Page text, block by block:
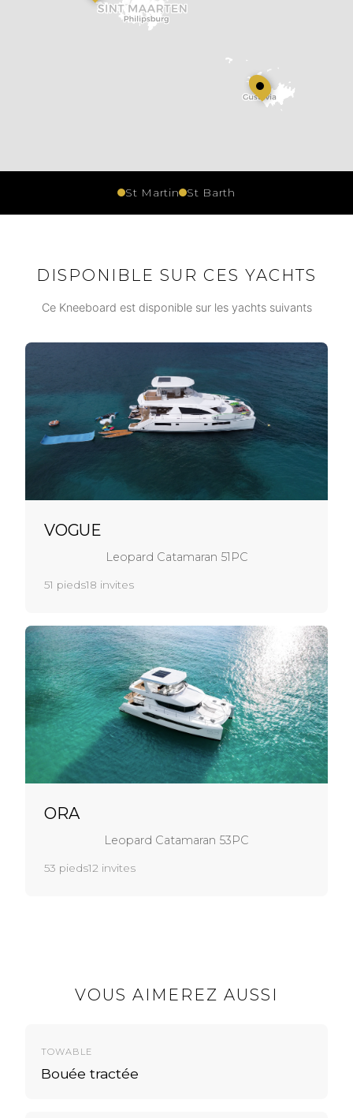
St Martin St Barth
DISPONIBLE SUR CES YACHTS
Ce Kneeboard est disponible sur les yachts suivants
VOGUE
Leopard Catamaran 51PC
51 pieds18 invites
ORA
Leopard Catamaran 53PC
53 pieds12 invites
VOUS AIMEREZ AUSSI
Des 150E/h
TOWABLE
Bouée tractée